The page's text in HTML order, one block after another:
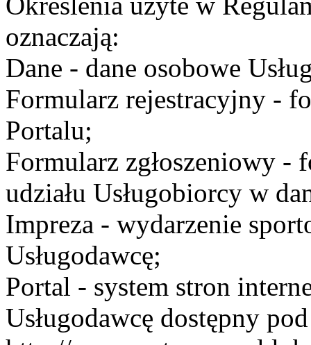
oznaczają:
Dane - dane osobowe
Formularz rejestracyjny -
Portalu;
Formularz zgłoszeniowy -
udziału Usługobiorcy w
Impreza - wydarzenie
Usługodawcę;
Portal - system stron
Usługodawcę dostępny